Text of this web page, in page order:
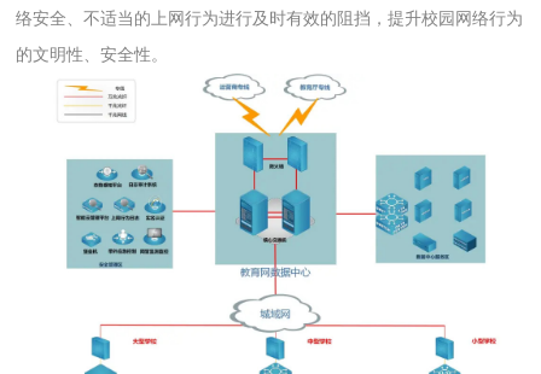
络安全、不适当的上网行为进行及时有效的阻挡，提升校园网络行为
的文明性、安全性。